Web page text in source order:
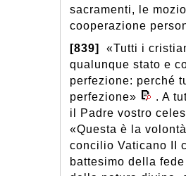
sacramenti, le
cooperazione
[839]
«Tutti i
qualunque stato e
perfezione: perché
perfezione»
. A
il Padre vostro
«Questa è la
concilio Vaticano II
battesimo della